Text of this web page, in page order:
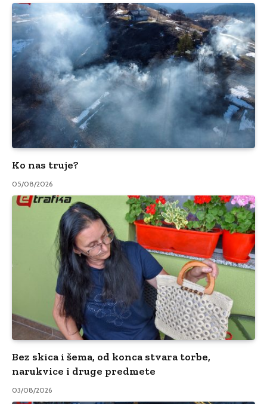
Ko nas truje?
05/08/2026
Bez skica i šema, od konca stvara torbe,
narukvice i druge predmete
03/08/2026